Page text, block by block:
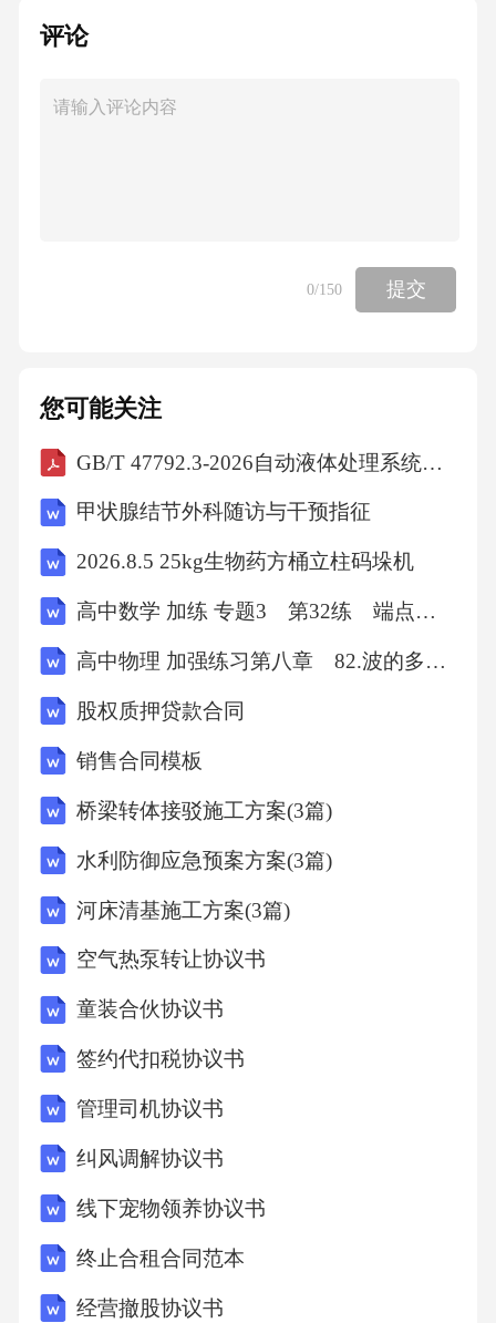
评论
0/150 提交
您可能关注
GB/T 47792.3-2026自动液体处理系统第3部分：容量性能的测定、规范和报告
甲状腺结节外科随访与干预指征
2026.8.5 25kg生物药方桶立柱码垛机
高中数学 加练 专题3 第32练 端点效应
高中物理 加强练习第八章 82.波的多解问题
股权质押贷款合同
销售合同模板
桥梁转体接驳施工方案(3篇)
水利防御应急预案方案(3篇)
河床清基施工方案(3篇)
空气热泵转让协议书
童装合伙协议书
签约代扣税协议书
管理司机协议书
纠风调解协议书
线下宠物领养协议书
终止合租合同范本
经营撤股协议书